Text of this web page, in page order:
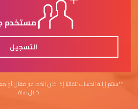
مستخدم
التسجيل
**ستتم إزالة الحساب تلقائيًا إذا كان الخط غير فعّال أو
خلال سنة